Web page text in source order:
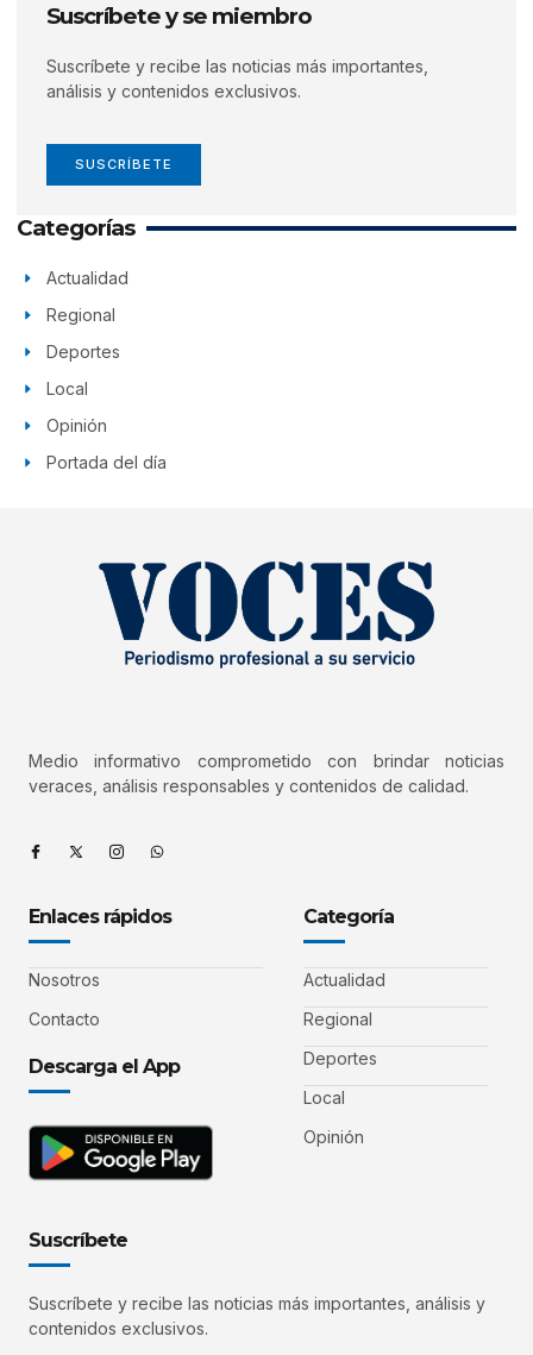
Suscríbete y se miembro
Suscríbete y recibe las noticias más importantes,
análisis y contenidos exclusivos.
SUSCRÍBETE
Categorías
Actualidad
Regional
Deportes
Local
Opinión
Portada del día
Medio informativo comprometido con brindar noticias
veraces, análisis responsables y contenidos de calidad.
Enlaces rápidos
Nosotros
Contacto
Descarga el App
Categoría
Actualidad
Regional
Deportes
Local
Opinión
Suscríbete
Suscríbete y recibe las noticias más importantes, análisis y
contenidos exclusivos.